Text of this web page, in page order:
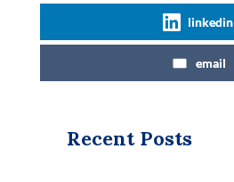
linkedin
email
Recent Posts